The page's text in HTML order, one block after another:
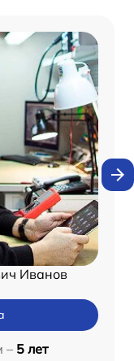
Иванов
– 5 лет